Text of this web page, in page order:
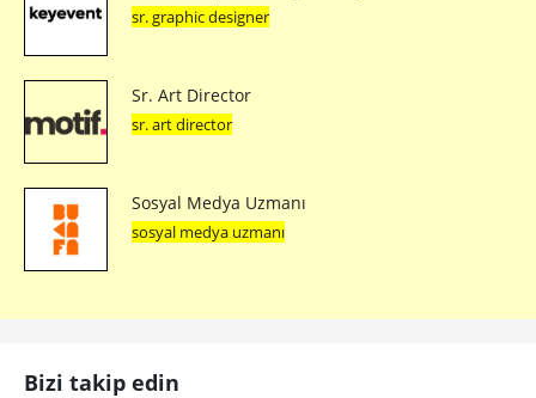
sr. graphic designer
Sr. Art Director
sr. art director
Sosyal Medya Uzmanı
sosyal medya uzmanı
Bizi takip edin